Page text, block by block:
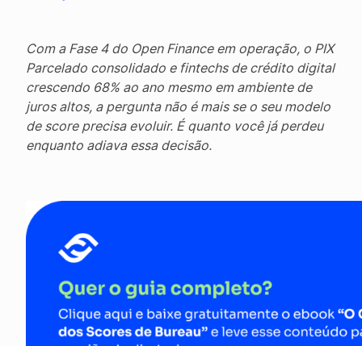
Com a Fase 4 do Open Finance em operação, o PIX
Parcelado consolidado e fintechs de crédito digital
crescendo 68% ao ano mesmo em ambiente de
juros altos, a pergunta não é mais se o seu modelo
de score precisa evoluir. É quanto você já perdeu
enquanto adiava essa decisão.